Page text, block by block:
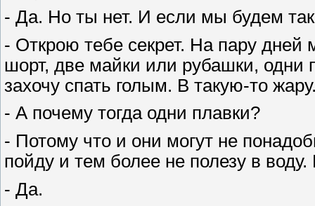
- Да. Но ты нет. И если мы будем
- Открою тебе секрет. На пару дней
шорт, две майки или рубашки, одни
захочу спать голым. В такую-то
- А почему тогда одни плавки?
- Потому что и они могут не
пойду и тем более не полезу в
- Да.